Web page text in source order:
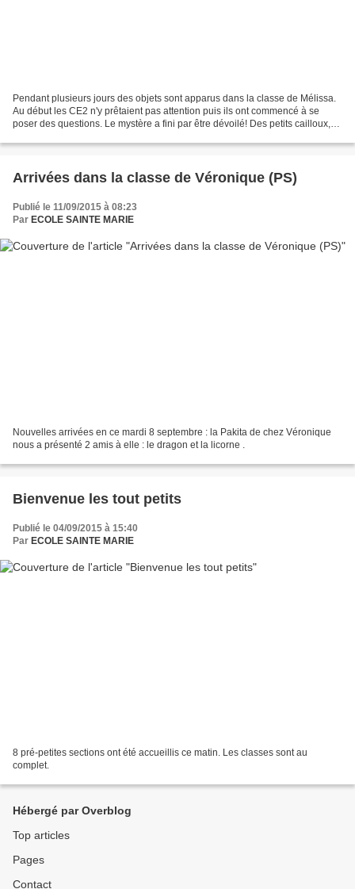
Pendant plusieurs jours des objets sont apparus dans la classe de Mélissa.
Au début les CE2 n'y prêtaient pas attention puis ils ont commencé à se
poser des questions. Le mystère a fini par être dévoilé! Des petits cailloux,
Arrivées dans la classe de Véronique (PS)
Publié le 11/09/2015 à 08:23
Par ECOLE SAINTE MARIE
Nouvelles arrivées en ce mardi 8 septembre : la Pakita de chez Véronique
nous a présenté 2 amis à elle : le dragon et la licorne .
Bienvenue les tout petits
Publié le 04/09/2015 à 15:40
Par ECOLE SAINTE MARIE
8 pré-petites sections ont été accueillis ce matin. Les classes sont au
complet.
Hébergé par Overblog
Top articles
Pages
Contact